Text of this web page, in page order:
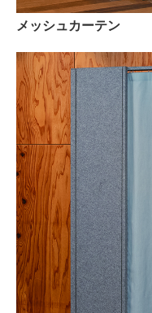
メッシュカーテン